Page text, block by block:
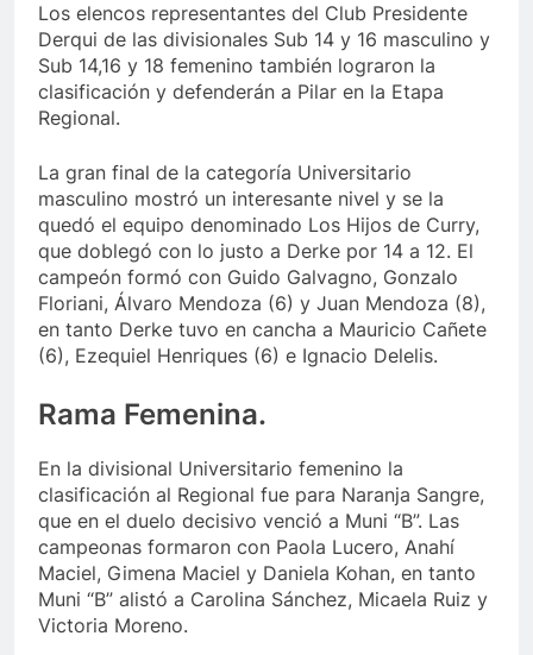
Los elencos representantes del Club Presidente
Derqui de las divisionales Sub 14 y 16 masculino y
Sub 14,16 y 18 femenino también lograron la
clasificación y defenderán a Pilar en la Etapa
Regional.
La gran final de la categoría Universitario
masculino mostró un interesante nivel y se la
quedó el equipo denominado Los Hijos de Curry,
que doblegó con lo justo a Derke por 14 a 12. El
campeón formó con Guido Galvagno, Gonzalo
Floriani, Álvaro Mendoza (6) y Juan Mendoza (8),
en tanto Derke tuvo en cancha a Mauricio Cañete
(6), Ezequiel Henriques (6) e Ignacio Delelis.
Rama Femenina.
En la divisional Universitario femenino la
clasificación al Regional fue para Naranja Sangre,
que en el duelo decisivo venció a Muni “B”. Las
campeonas formaron con Paola Lucero, Anahí
Maciel, Gimena Maciel y Daniela Kohan, en tanto
Muni “B” alistó a Carolina Sánchez, Micaela Ruiz y
Victoria Moreno.